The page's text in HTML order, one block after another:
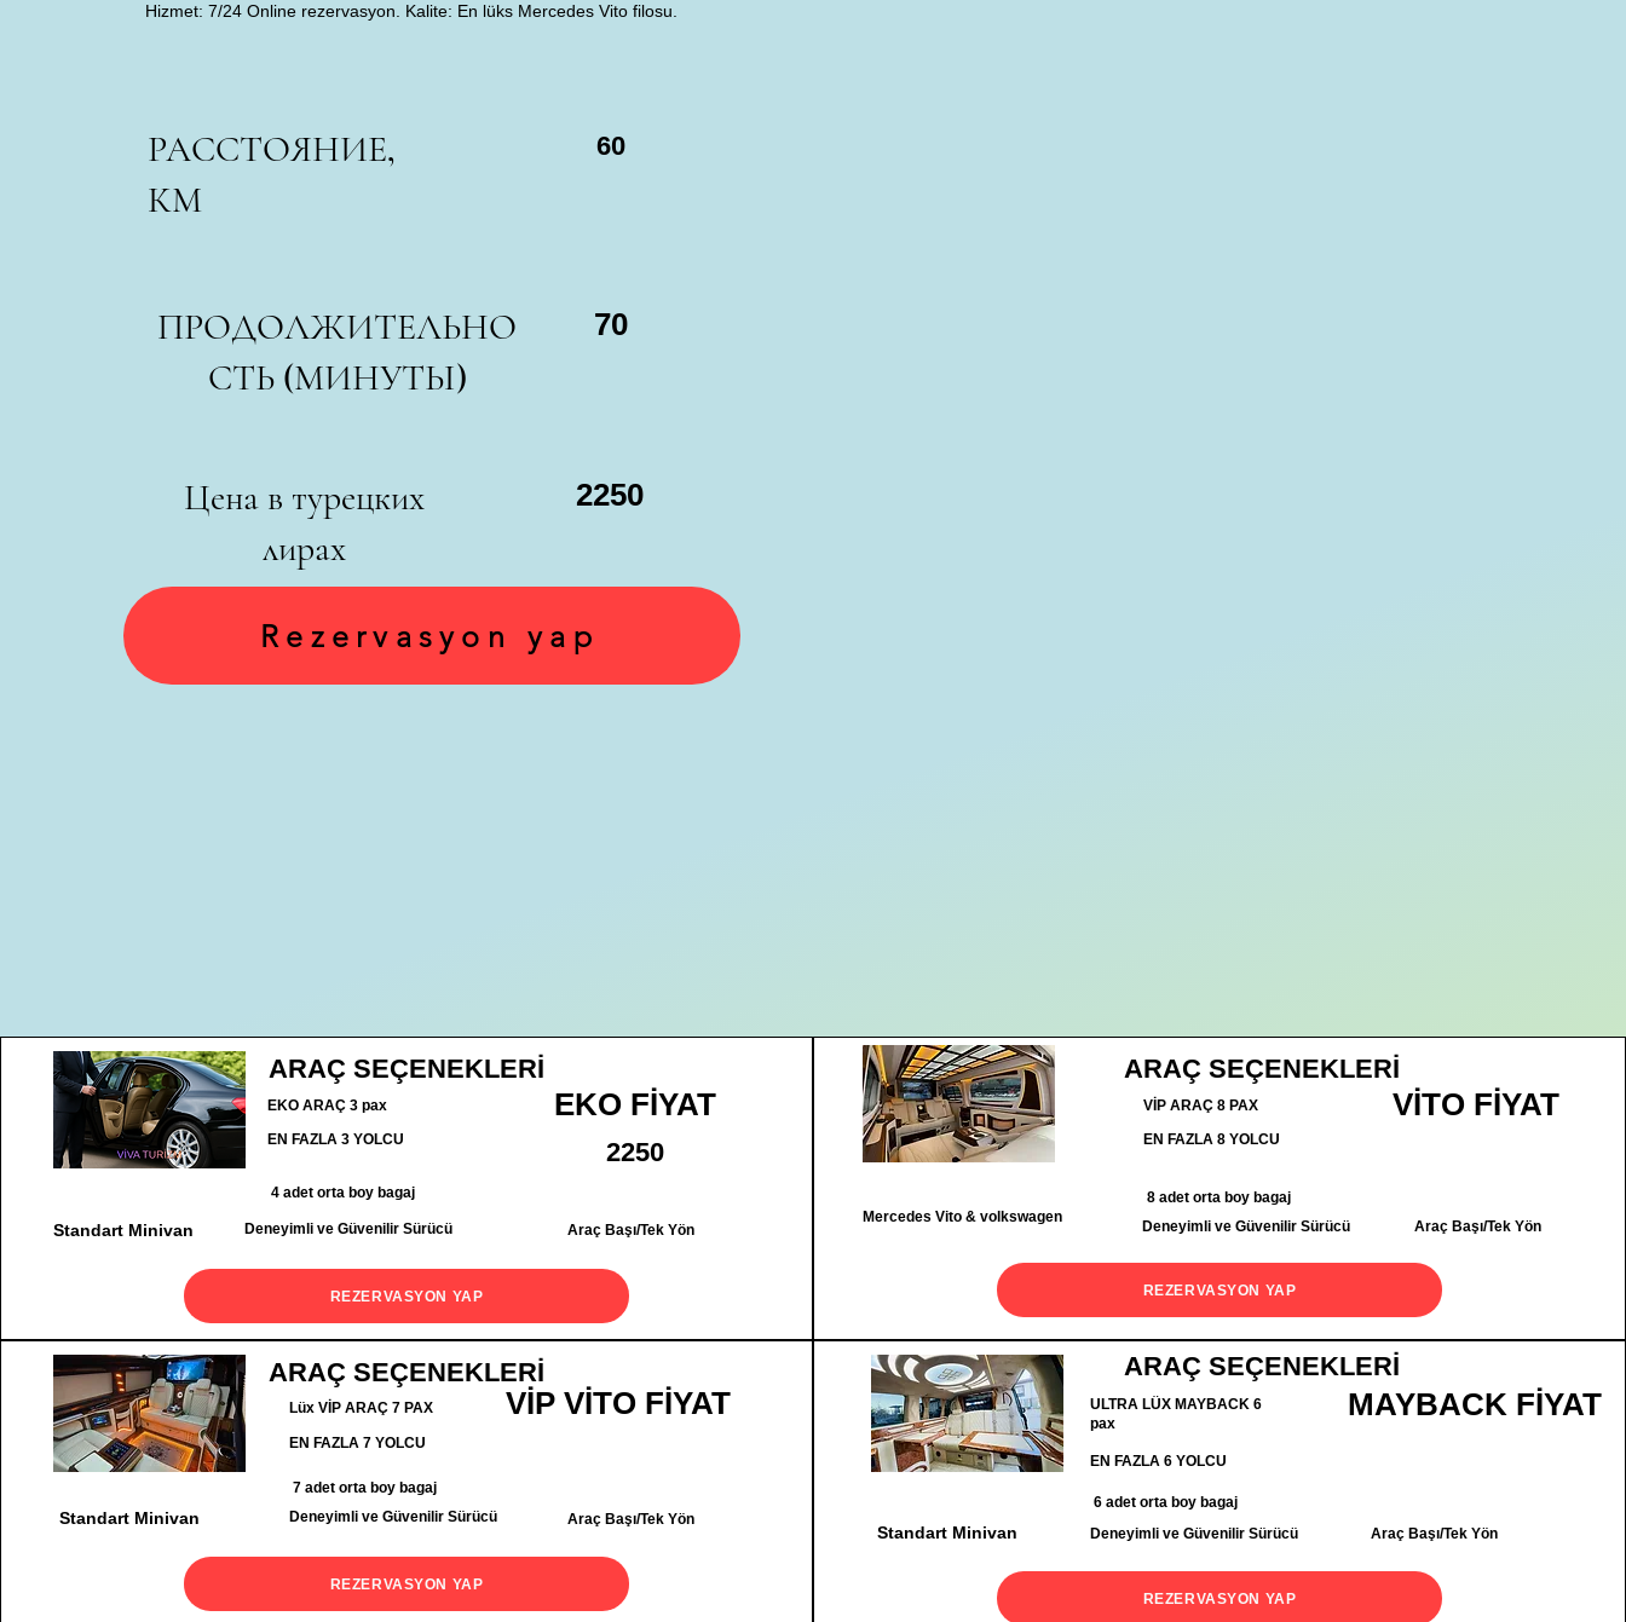
Hizmet: 7/24 Online rezervasyon. Kalite: En lüks Mercedes Vito filosu.
РАССТОЯНИЕ,
КМ
ПРОДОЛЖИТЕЛЬНО
СТЬ (МИНУТЫ)
Цена в турецких
лирах
60
70
2250
Rezervasyon yap
ARAÇ SEÇENEKLERİ
EKO ARAÇ 3 pax EKO FİYAT
EN FAZLA 3 YOLCU 2250
4 adet orta boy bagaj
Standart Minivan Deneyimli ve Güvenilir Sürücü Araç Başı/Tek Yön
REZERVASYON YAP
ARAÇ SEÇENEKLERİ
VİP ARAÇ 8 PAX VİTO FİYAT
EN FAZLA 8 YOLCU
8 adet orta boy bagaj
Mercedes Vito & volkswagen
Deneyimli ve Güvenilir Sürücü Araç Başı/Tek Yön
REZERVASYON YAP
ARAÇ SEÇENEKLERİ
Lüx VİP ARAÇ 7 PAX VİP VİTO FİYAT
EN FAZLA 7 YOLCU
7 adet orta boy bagaj
Standart Minivan Deneyimli ve Güvenilir Sürücü Araç Başı/Tek Yön
REZERVASYON YAP
ARAÇ SEÇENEKLERİ
ULTRA LÜX MAYBACK 6
pax
MAYBACK FİYAT
EN FAZLA 6 YOLCU
6 adet orta boy bagaj
Standart Minivan Deneyimli ve Güvenilir Sürücü Araç Başı/Tek Yön
REZERVASYON YAP